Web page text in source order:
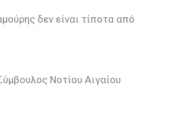
δεν είναι τίποτα από
Νοτίου Αιγαίου